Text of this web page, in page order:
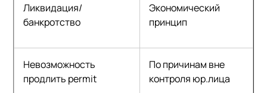
Ликвидация/
банкротство
Экономический
принцип
Невозможность
продлить permit
По причинам вне
контроля юр.лица